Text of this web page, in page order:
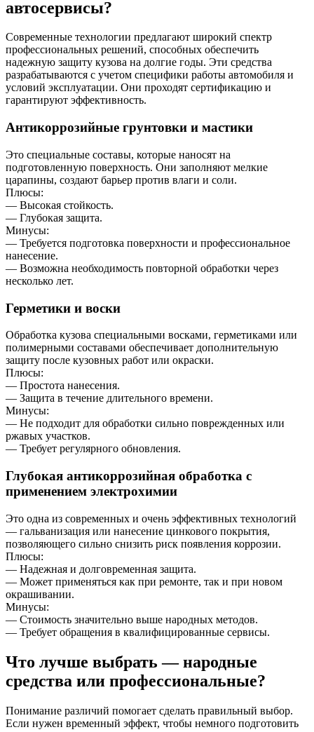
автосервисы?
Современные технологии предлагают широкий спектр
профессиональных решений, способных обеспечить
надежную защиту кузова на долгие годы. Эти средства
разрабатываются с учетом специфики работы автомобиля и
условий эксплуатации. Они проходят сертификацию и
гарантируют эффективность.
Антикоррозийные грунтовки и мастики
Это специальные составы, которые наносят на
подготовленную поверхность. Они заполняют мелкие
царапины, создают барьер против влаги и соли.
Плюсы:
— Высокая стойкость.
— Глубокая защита.
Минусы:
— Требуется подготовка поверхности и профессиональное
нанесение.
— Возможна необходимость повторной обработки через
несколько лет.
Герметики и воски
Обработка кузова специальными восками, герметиками или
полимерными составами обеспечивает дополнительную
защиту после кузовных работ или окраски.
Плюсы:
— Простота нанесения.
— Защита в течение длительного времени.
Минусы:
— Не подходит для обработки сильно поврежденных или
ржавых участков.
— Требует регулярного обновления.
Глубокая антикоррозийная обработка с
применением электрохимии
Это одна из современных и очень эффективных технологий
— гальванизация или нанесение цинкового покрытия,
позволяющего сильно снизить риск появления коррозии.
Плюсы:
— Надежная и долговременная защита.
— Может применяться как при ремонте, так и при новом
окрашивании.
Минусы:
— Стоимость значительно выше народных методов.
— Требует обращения в квалифицированные сервисы.
Что лучше выбрать — народные
средства или профессиональные?
Понимание различий помогает сделать правильный выбор.
Если нужен временный эффект, чтобы немного подготовить